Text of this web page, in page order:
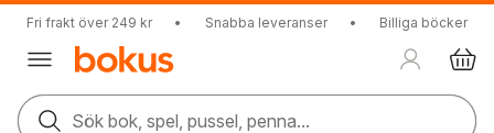
Fri frakt över 249 kr • Snabba leveranser • Billiga böcker
Sök bok, spel, pussel, penna...